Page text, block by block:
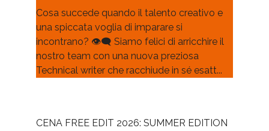
Cosa succede quando il talento creativo e
una spiccata voglia di imparare si
incontrano? 👁‍🗨 Siamo felici di arricchire il
nostro team con una nuova preziosa
Technical writer che racchiude in sé esatt...
CENA FREE EDIT 2026: SUMMER EDITION